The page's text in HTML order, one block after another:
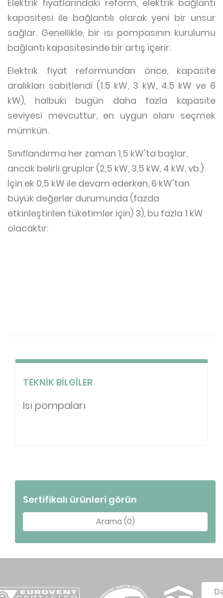
Elektrik fiyatlarındaki reform, elektrik bağlantı
kapasitesi ile bağlantılı olarak yeni bir unsur
sağlar. Genellikle, bir ısı pompasının kurulumu
bağlantı kapasitesinde bir artış içerir.
Elektrik fiyat reformundan önce, kapasite
aralıkları sabitlendi (1.5 kW, 3 kW, 4.5 kW ve 6
kW), halbuki bugün daha fazla kapasite
seviyesi mevcuttur, en uygun olanı seçmek
mümkün.
Sınıflandırma her zaman 1,5 kW'ta başlar,
ancak belirli gruplar (2,5 kW, 3,5 kW, 4 kW, vb.)
İçin ek 0,5 kW ile devam ederken, 6 kW'tan
büyük değerler durumunda (fazda
etkinleştirilen tüketimler için) 3), bu fazla 1 kW
olacaktır.
TEKNIK BILGILER
Isı pompaları
Sertifikalı ürünleri görün
Arama (0)